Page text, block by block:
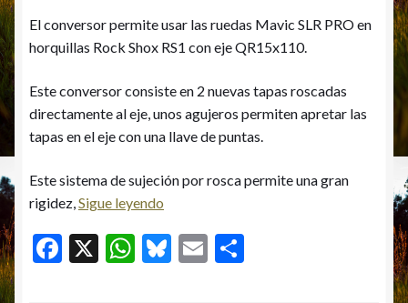
El conversor permite usar las ruedas Mavic SLR PRO en
horquillas Rock Shox RS1 con eje QR15x110.
Este conversor consiste en 2 nuevas tapas roscadas
directamente al eje, unos agujeros permiten apretar las
tapas en el eje con una llave de puntas.
Este sistema de sujeción por rosca permite una gran
rigidez, Sigue leyendo
Mavic
F
X
W Bl E